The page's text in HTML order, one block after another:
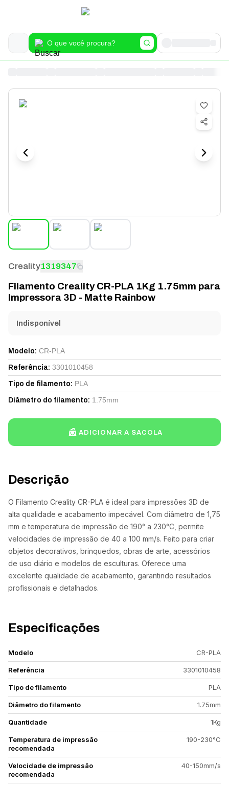
Descrição
O Filamento Creality CR-PLA é ideal para impressões 3D de
alta qualidade e acabamento impecável. Com diâmetro de 1,75
mm e temperatura de impressão de 190° a 230°C, permite
velocidades de impressão de 40 a 100 mm/s. Feito para criar
objetos decorativos, brinquedos, obras de arte, acessórios
de uso diário e modelos de esculturas. Oferece uma
excelente qualidade de acabamento, garantindo resultados
profissionais e detalhados.
Especificações
Modelo CR-PLA
Referência 3301010458
Tipo de filamento PLA
Diâmetro do filamento 1.75mm
Quantidade 1Kg
Temperatura de impressão
recomendada
190-230°C
Velocidade de impressão
recomendada
40-150mm/s
Creality1319347
Filamento Creality CR-PLA 1Kg 1.75mm para
Impressora 3D - Matte Rainbow
Indisponível
Modelo: CR-PLA
Referência: 3301010458
Tipo de filamento: PLA
Diâmetro do filamento: 1.75mm
ADICIONAR A SACOLA